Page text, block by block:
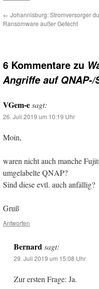
← Johannisburg: Stromversorger
Ransomware außer Gefecht
6 Kommentare zu
Angriffe auf QNAP-/
VGem-esagt:
26. Juli 2019 um 10:19 Uhr
Moin,
waren nicht auch manche
umgelabelte QNAP?
Sind diese evtl. auch anfällig?
Gruß
Antworten
Bernard sagt:
29. Juli 2019 um 15:08 Uhr
Zur ersten Frage: Ja.